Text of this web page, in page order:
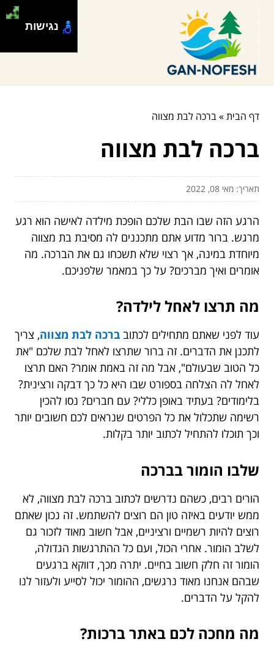
דף הבית»ברכה לבת מצווה
ברכה לבת מצווה
תאריך: מאי 08, 2022
הרגע הזה שבו הבת שלכם הופכת מילדה לאישה הוא רגע
מרגש. ברור מדוע אתם מתכננים לה מסיבת בת מצווה
מיוחדת במינה, אך רצוי שלא תשכחו גם את הברכה. מה
אומרים ואיך מברכים? על כך במאמר שלפניכם.
מה תרצו לאחל לילדה?
עוד לפני שאתם מתחילים לכתוב ברכה לבת מצווה, צריך
לתכנן את הדברים. זה ברור שתרצו לאחל לבת שלכם "את
כל הטוב שבעולם", אבל מה זה באמת אומר? האם תרצו
לאחל לה הצלחה בספורט שבו היא כל כך דבקה ורצינית?
בלימודים? בעתיד באופן כללי? עם חברים? נסו להכין
רשימה שתכלול את כל הפרטים שנראים לכם חשובים יותר
וכך תוכלו להתחיל לכתוב יותר בקלות.
שלבו הומור בברכה
הורים רבים, כשהם נדרשים לכתוב ברכה לבת מצווה, לא
ממש יודעים באיזה טון הם רוצים להשתמש. זה נכון שאתם
רוצים להיות רשמיים ורציניים, אבל חשוב מאוד לזכור גם
לשלב הומור. אחרי הכול, ועם כל ההתרגשות הגדולה,
הומור זה חלק חשוב בחיים. יתרה מכך, דווקא ברגעים
שבהם אנחנו מאוד נרגשים, ההומור יכול לסייע ולעזור לנו
להקל על הדברים.
מה מחכה לכם באתר ברכות?
נגישות